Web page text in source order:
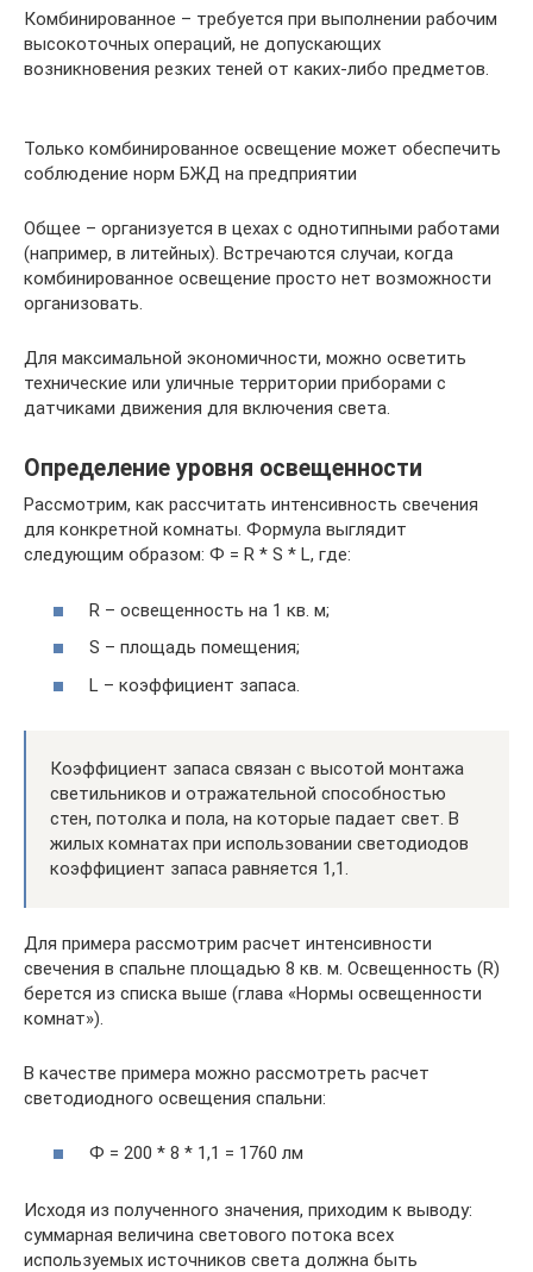
Комбинированное – требуется при выполнении рабочим
высокоточных операций, не допускающих
возникновения резких теней от каких-либо предметов.
Только комбинированное освещение может обеспечить
соблюдение норм БЖД на предприятии
Общее – организуется в цехах с однотипными работами
(например, в литейных). Встречаются случаи, когда
комбинированное освещение просто нет возможности
организовать.
Для максимальной экономичности, можно осветить
технические или уличные территории приборами с
датчиками движения для включения света.
Определение уровня освещенности
Рассмотрим, как рассчитать интенсивность свечения
для конкретной комнаты. Формула выглядит
следующим образом: Ф = R * S * L, где:
R – освещенность на 1 кв. м;
S – площадь помещения;
L – коэффициент запаса.
Коэффициент запаса связан с высотой монтажа
светильников и отражательной способностью
стен, потолка и пола, на которые падает свет. В
жилых комнатах при использовании светодиодов
коэффициент запаса равняется 1,1.
Для примера рассмотрим расчет интенсивности
свечения в спальне площадью 8 кв. м. Освещенность (R)
берется из списка выше (глава «Нормы освещенности
комнат»).
В качестве примера можно рассмотреть расчет
светодиодного освещения спальни:
Ф = 200 * 8 * 1,1 = 1760 лм
Исходя из полученного значения, приходим к выводу:
суммарная величина светового потока всех
используемых источников света должна быть